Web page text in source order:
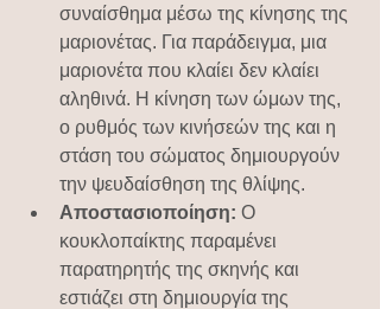
συναίσθημα μέσω της κίνησης της
μαριονέτας. Για παράδειγμα, μια
μαριονέτα που κλαίει δεν κλαίει
αληθινά. Η κίνηση των ώμων της,
ο ρυθμός των κινήσεών της και η
στάση του σώματος δημιουργούν
την ψευδαίσθηση της θλίψης.
Αποστασιοποίηση: Ο
κουκλοπαίκτης παραμένει
παρατηρητής της σκηνής και
εστιάζει στη δημιουργία της